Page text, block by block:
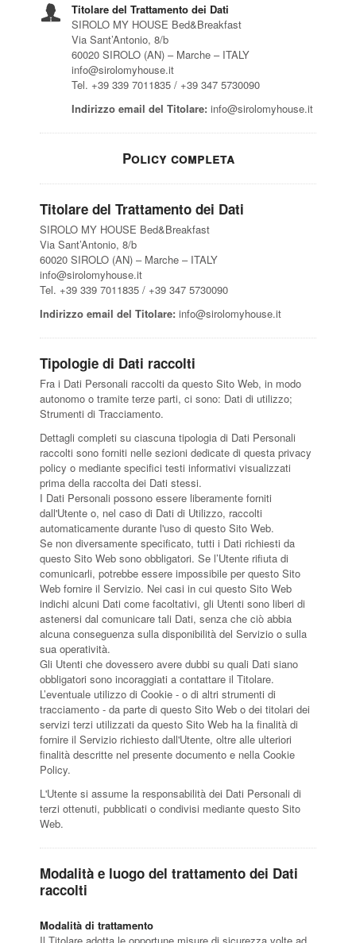
Titolare del Trattamento dei Dati
SIROLO MY HOUSE Bed&Breakfast
Via Sant’Antonio, 8/b
60020 SIROLO (AN) – Marche – ITALY
info@sirolomyhouse.it
Tel. +39 339 7011835 / +39 347 5730090
Indirizzo email del Titolare: info@sirolomyhouse.it
Policy completa
Titolare del Trattamento dei Dati
SIROLO MY HOUSE Bed&Breakfast
Via Sant’Antonio, 8/b
60020 SIROLO (AN) – Marche – ITALY
info@sirolomyhouse.it
Tel. +39 339 7011835 / +39 347 5730090
Indirizzo email del Titolare: info@sirolomyhouse.it
Tipologie di Dati raccolti
Fra i Dati Personali raccolti da questo Sito Web, in modo
autonomo o tramite terze parti, ci sono: Dati di utilizzo;
Strumenti di Tracciamento.
Dettagli completi su ciascuna tipologia di Dati Personali
raccolti sono forniti nelle sezioni dedicate di questa privacy
policy o mediante specifici testi informativi visualizzati
prima della raccolta dei Dati stessi.
I Dati Personali possono essere liberamente forniti
dall'Utente o, nel caso di Dati di Utilizzo, raccolti
automaticamente durante l'uso di questo Sito Web.
Se non diversamente specificato, tutti i Dati richiesti da
questo Sito Web sono obbligatori. Se l’Utente rifiuta di
comunicarli, potrebbe essere impossibile per questo Sito
Web fornire il Servizio. Nei casi in cui questo Sito Web
indichi alcuni Dati come facoltativi, gli Utenti sono liberi di
astenersi dal comunicare tali Dati, senza che ciò abbia
alcuna conseguenza sulla disponibilità del Servizio o sulla
sua operatività.
Gli Utenti che dovessero avere dubbi su quali Dati siano
obbligatori sono incoraggiati a contattare il Titolare.
L’eventuale utilizzo di Cookie - o di altri strumenti di
tracciamento - da parte di questo Sito Web o dei titolari dei
servizi terzi utilizzati da questo Sito Web ha la finalità di
fornire il Servizio richiesto dall'Utente, oltre alle ulteriori
finalità descritte nel presente documento e nella Cookie
Policy.
L'Utente si assume la responsabilità dei Dati Personali di
terzi ottenuti, pubblicati o condivisi mediante questo Sito
Web.
Modalità e luogo del trattamento dei Dati
raccolti
Modalità di trattamento